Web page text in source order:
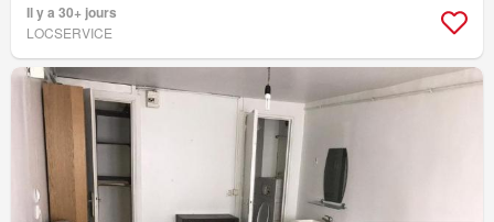
Il y a 30+ jours
LOCSERVICE